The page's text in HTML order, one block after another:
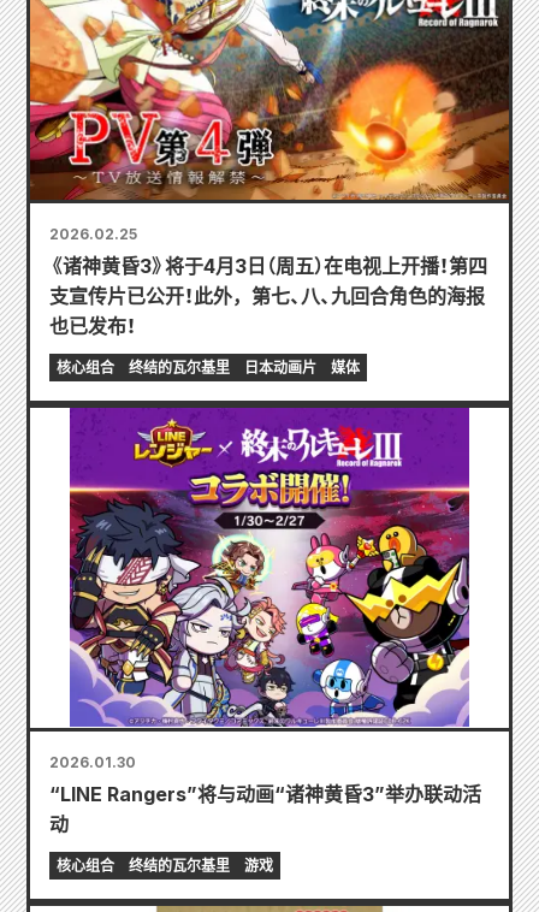
2026.02.25
《诸神黄昏3》将于4月3日（周五）在电视上开播！第四
支宣传片已公开！此外，第七、八、九回合角色的海报
也已发布！
核心组合 终结的瓦尔基里 日本动画片 媒体
2026.01.30
“LINE Rangers”将与动画“诸神黄昏3”举办联动活
动
核心组合 终结的瓦尔基里 游戏